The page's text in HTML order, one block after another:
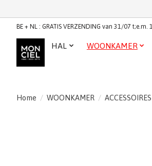
BE + NL : GRATIS VERZENDING van 31/07 t;e.m.
HAL WOONKAMER
Home / WOONKAMER / ACCESSOIRES